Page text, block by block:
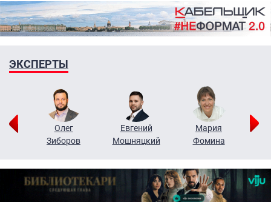
ЭКСПЕРТЫ
Олег
Зиборов
Евгений
Мошняцкий
Мария
Фомина